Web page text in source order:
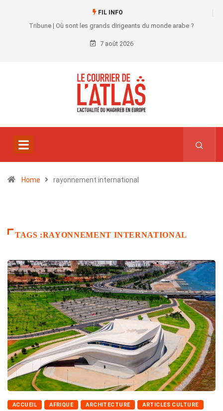
FIL INFO
Tribune | Où sont les grands dirigeants du monde arabe ?
7 août 2026
Home rayonnement international
TAGS :RAYONNEMENT INTERNATIONAL
ACCUEIL AFRIQUE ARCHITECTURE ARTICLES CULTURE